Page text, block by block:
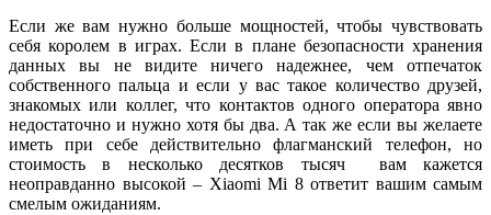
Если же вам нужно больше мощностей, чтобы чувствовать
себя королем в играх. Если в плане безопасности хранения
данных вы не видите ничего надежнее, чем отпечаток
собственного пальца и если у вас такое количество друзей,
знакомых или коллег, что контактов одного оператора явно
недостаточно и нужно хотя бы два. А так же если вы желаете
иметь при себе действительно флагманский телефон, но
стоимость в несколько десятков тысяч вам кажется
неоправданно высокой – Xiaomi Mi 8 ответит вашим самым
смелым ожиданиям.